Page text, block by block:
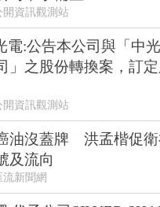
開資訊觀測站
電:公告本公司與「中
」之股份轉換案，訂
開資訊觀測站
油沒蓋牌 洪孟楷促衛
及流向
流新聞網